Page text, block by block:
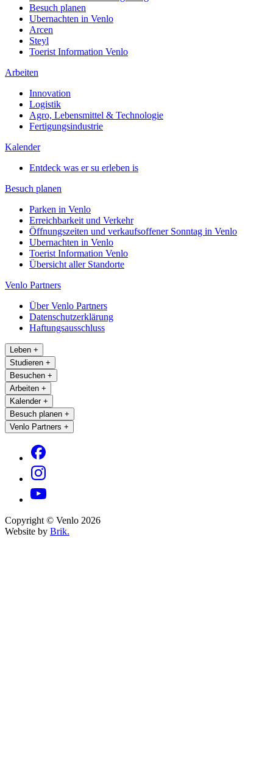
Besuch planen
Ubernachten in Venlo
Arcen
Steyl
Toerist Information Venlo
Arbeiten
Innovation
Logistik
Agro, Lebensmittel & Technologie
Fertigungsindustrie
Kalender
Entdeck was er su erleben is
Besuch planen
Parken in Venlo
Erreichbarkeit und Verkehr
Öffnungszeiten und verkaufsoffener Sonntag in Venlo
Ubernachten in Venlo
Toerist Information Venlo
Übersicht aller Standorte
Venlo Partners
Über Venlo Partners
Datenschutzerklärung
Haftungsausschluss
Leben +
Studieren +
Besuchen +
Arbeiten +
Kalender +
Besuch planen +
Venlo Partners +
Copyright © Venlo 2026
Website by Brik.